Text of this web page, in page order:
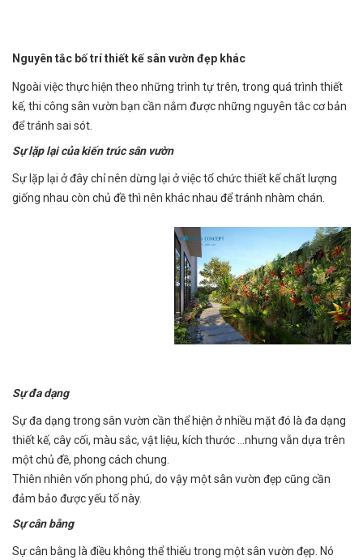
Nguyên tắc bố trí thiết kế sân vườn đẹp khác
Ngoài việc thực hiện theo những trình tự trên, trong quá trình thiết
kế, thi công sân vườn bạn cần nắm được những nguyên tắc cơ bản
để tránh sai sót.
Sự lặp lại của kiến trúc sân vườn
Sự lặp lại ở đây chỉ nên dừng lại ở việc tổ chức thiết kế chất lượng
giống nhau còn chủ đề thì nên khác nhau để tránh nhàm chán.
Sự đa dạng
Sự đa dạng trong sân vườn cần thể hiện ở nhiều mặt đó là đa dạng
thiết kế, cây cối, màu sắc, vật liệu, kích thước …nhưng vẫn dựa trên
một chủ đề, phong cách chung.
Thiên nhiên vốn phong phú, do vậy một sân vườn đẹp cũng cần
đảm bảo được yếu tố này.
Sự cân bằng
Sự cân bằng là điều không thể thiếu trong một sân vườn đẹp. Nó